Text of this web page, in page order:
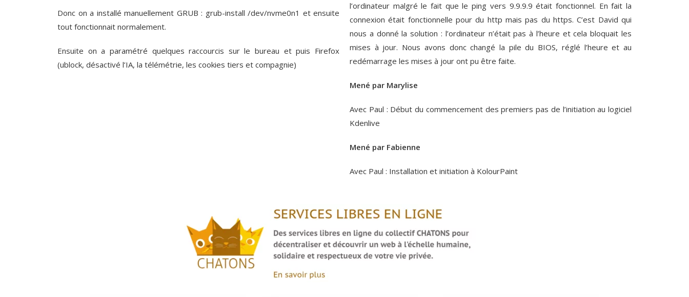
Donc on a installé manuellement GRUB : grub-install /dev/nvme0n1 et ensuite
tout fonctionnait normalement.
Ensuite on a paramétré quelques raccourcis sur le bureau et puis Firefox
(ublock, désactivé l’IA, la télémétrie, les cookies tiers et compagnie)
l’ordinateur malgré le fait que le ping vers 9.9.9.9 était fonctionnel. En fait la
connexion était fonctionnelle pour du http mais pas du https. C’est David qui
nous a donné la solution : l’ordinateur n’était pas à l’heure et cela bloquait les
mises à jour. Nous avons donc changé la pile du BIOS, réglé l’heure et au
redémarrage les mises à jour ont pu être faite.
Mené par Marylise
Avec Paul : Début du commencement des premiers pas de l’initiation au logiciel
Kdenlive
Mené par Fabienne
Avec Paul : Installation et initiation à KolourPaint